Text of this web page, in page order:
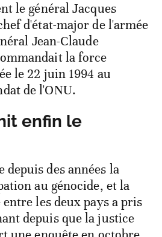
le général Jacques
d'état-major de l'armée
Jean-Claude
la force
le 22 juin 1994 au
de l'ONU.
enfin le
depuis des années la
au génocide, et la
les deux pays a pris
depuis que la justice